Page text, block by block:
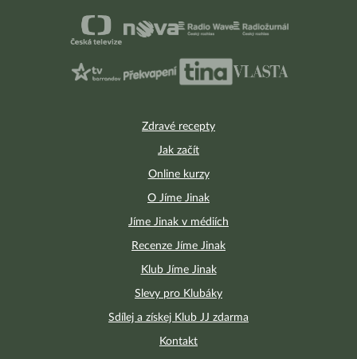
Zdravé recepty
Jak začít
Online kurzy
O Jíme Jinak
Jíme Jinak v médiích
Recenze Jíme Jinak
Klub Jíme Jinak
Slevy pro Klubáky
Sdílej a získej Klub JJ zdarma
Kontakt